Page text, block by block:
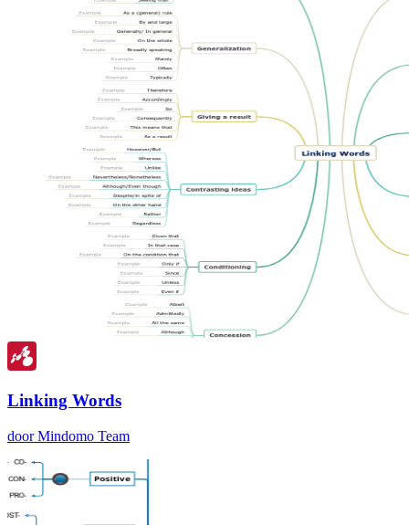
Linking Words
door Mindomo Team